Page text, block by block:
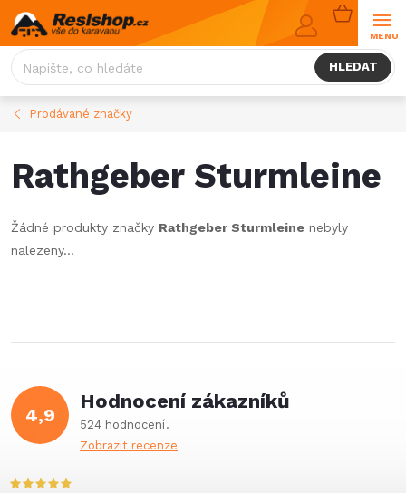
Přejít
na
obsah
HLEDAT
NÁKUPNÍ
KOŠÍK
Prodávané značky
Rathgeber Sturmleine
Žádné produkty značky Rathgeber Sturmleine nebyly
nalezeny...
4,9
Hodnocení zákazníků
524 hodnocení
Zobrazit recenze